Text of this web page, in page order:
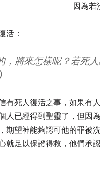
因為若
活：
，將來怎樣呢？若死
)
有死人復活之事，如果有
人已經得到聖靈了，但因
期望神能夠認可他的罪被
就足以保證得救，他們承